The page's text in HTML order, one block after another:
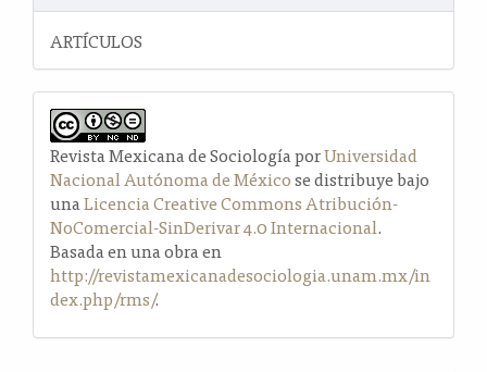
ARTÍCULOS
Revista Mexicana de Sociología porUniversidad
Nacional Autónoma de Méxicose distribuye bajo
unaLicencia Creative Commons Atribución-
NoComercial-SinDerivar 4.0 Internacional.
Basada en una obra en
http://revistamexicanadesociologia.unam.mx/in
dex.php/rms/.